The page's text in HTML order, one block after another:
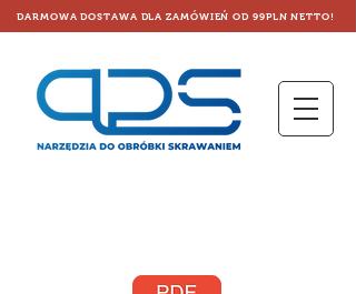
DARMOWA DOSTAWA DLA ZAMÓWIEŃ OD 99PLN NETTO!